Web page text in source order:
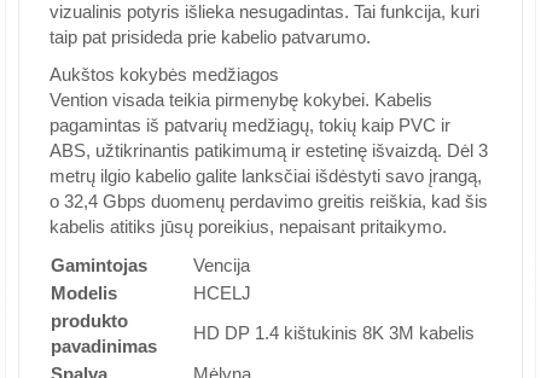
vizualinis potyris išlieka nesugadintas. Tai funkcija, kuri
taip pat prisideda prie kabelio patvarumo.
Aukštos kokybės medžiagos
Vention visada teikia pirmenybę kokybei. Kabelis
pagamintas iš patvarių medžiagų, tokių kaip PVC ir
ABS, užtikrinantis patikimumą ir estetinę išvaizdą. Dėl 3
metrų ilgio kabelio galite lanksčiai išdėstyti savo įrangą,
o 32,4 Gbps duomenų perdavimo greitis reiškia, kad šis
kabelis atitiks jūsų poreikius, nepaisant pritaikymo.
Gamintojas
Vencija
Modelis
HCELJ
produkto
pavadinimas
HD DP 1.4 kištukinis 8K 3M kabelis
Spalva
Mėlyna